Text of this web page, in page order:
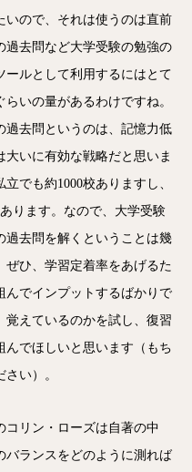
いので、それは使うのは直前
過去問など大学受験の勉強の
ールとして利用するにはとて
いの量があるわけですね。
過去問というのは、記憶力低
いに有効な戦略だと思いま
でも約1000校ありますし、
ります。なので、大学受験
過去問を解くということは幾
ぜひ、学習定着率をあげるた
んでインプットするばかりで
覚えているのかを試し、復習
んでほしいと思います（もち
い）。
コリン・ローズは自著の中
バランスをどのように測れば